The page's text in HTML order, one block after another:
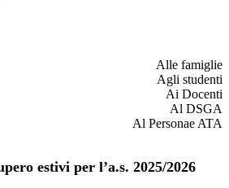
Alle famiglie
Agli studenti
Ai Docenti
Al DSGA
Al Personae ATA
estivi per l’a.s. 2025/2026